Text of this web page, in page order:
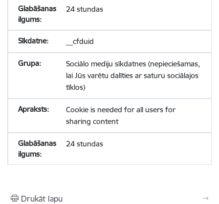
24 stundas
__cfduid
Sociālo mediju sīkdatnes (nepieciešamas,
lai Jūs varētu dalīties ar saturu sociālajos
tīklos)
Cookie is needed for all users for
sharing content
24 stundas
Drukāt lapu